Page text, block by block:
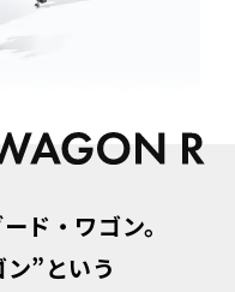
ド・ワゴン。
”という